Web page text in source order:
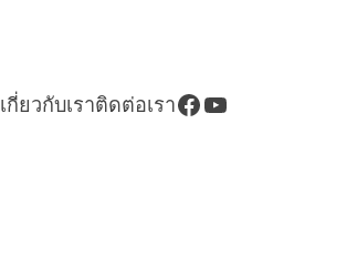
เกี่ยวกับเราติดต่อเราFacebook
YouTube